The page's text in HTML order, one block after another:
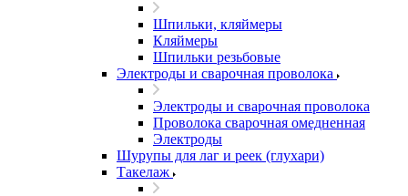
Шпильки, кляймеры
Кляймеры
Шпильки резьбовые
Электроды и сварочная проволока
Электроды и сварочная проволока
Проволока сварочная омедненная
Электроды
Шурупы для лаг и реек (глухари)
Такелаж